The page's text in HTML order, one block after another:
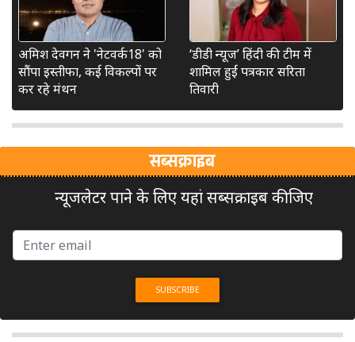
अमिश देवगन ने 'नेटवर्क18' को
सौंपा इस्तीफा, कई विकल्पों पर
कर रहे मंथन
‘डीडी न्यूज’ हिंदी की टीम में
शामिल हुईं पत्रकार सरिता
तिवारी
सब्सक्राइब
न्यूजलेटर पाने के लिए यहां सब्सक्राइब कीजिए